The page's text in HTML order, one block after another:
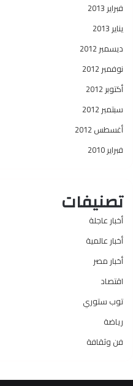
فبراير 2013
يناير 2013
ديسمبر 2012
نوفمبر 2012
أكتوبر 2012
سبتمبر 2012
أغسطس 2012
فبراير 2010
تصنيفات
أخبار عاجلة
أخبار عالمية
أخبار مصر
اقتصاد
توب ستوري
رياضة
فن وثقافة